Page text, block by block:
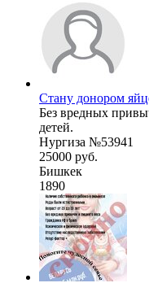
Стану донором
Без вредных
детей.
Нургиза №53941
25000 руб.
Бишкек
1890